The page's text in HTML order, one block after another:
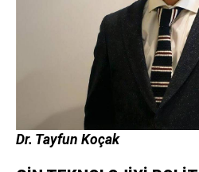
Dr. Tayfun Koçak